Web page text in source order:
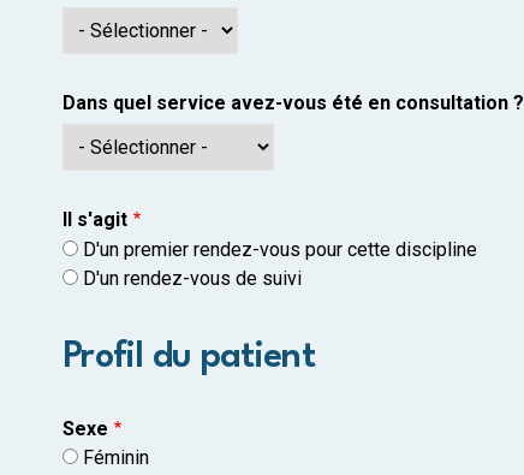
Dans quel service avez-vous été en consultation ?
Il s'agit
D'un premier rendez-vous pour cette discipline
D'un rendez-vous de suivi
Profil du patient
Sexe
Féminin